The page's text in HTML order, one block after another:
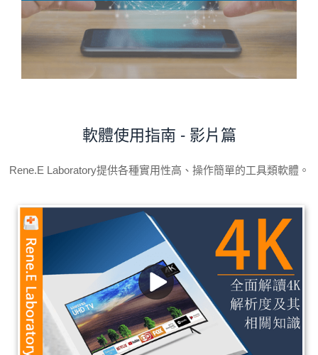
軟體使用指南 - 影片篇
Rene.E Laboratory提供各種實用性高、操作簡單的工具類軟體。